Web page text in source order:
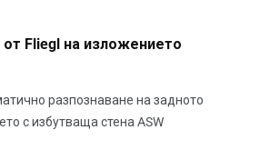
Fliegl на изложението
разпознаване на задното
с избутваща стена ASW